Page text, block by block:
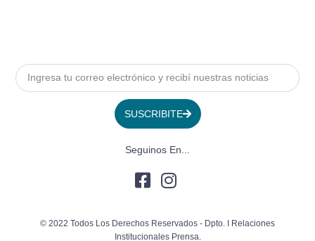
SUSCRIBITE
Seguinos En...
© 2022 Todos Los Derechos Reservados - Dpto. I Relaciones
Institucionales Prensa.